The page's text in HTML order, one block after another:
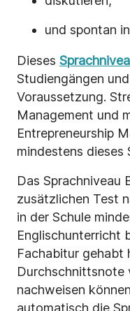
und spontan
Dieses
Studiengängen
Voraussetzung.
Management und
Entrepreneurship
mindestens dieses
Das Sprachniveau
zusätzlichen Test
in der Schule
Englischunterricht
Fachabitur gehabt
Durchschnittsnote
nachweisen
automatisch die